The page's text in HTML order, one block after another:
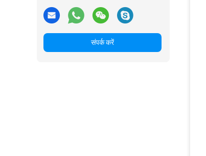
संपर्क करें